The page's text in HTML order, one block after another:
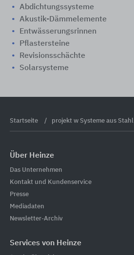
Abdichtungssysteme
Akustik-Dämmelemente
Entwässerungsrinnen
Pflastersteine
Revisionsschächte
Solarsysteme
Startseite projekt w Systeme aus Stahl
Über Heinze
Das Unternehmen
Kontakt und Kundenservice
Presse
Mediadaten
Newsletter-Archiv
Services von Heinze